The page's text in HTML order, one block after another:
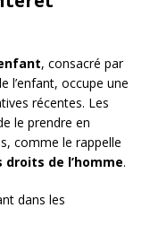
, consacré par
l’enfant, occupe une
récentes. Les
le prendre en
comme le rappelle
droits de l’homme.
dans les